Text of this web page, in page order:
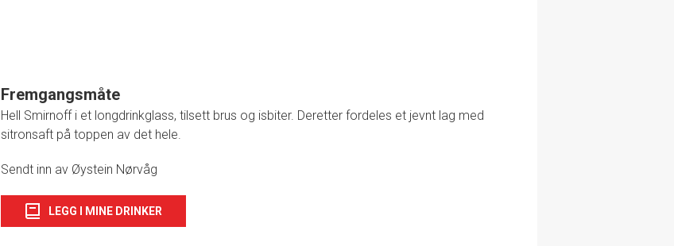
Fremgangsmåte
Hell Smirnoff i et longdrinkglass, tilsett brus og isbiter. Deretter fordeles et jevnt lag med
sitronsaft på toppen av det hele.
Sendt inn av Øystein Nørvåg
LEGG I MINE DRINKER